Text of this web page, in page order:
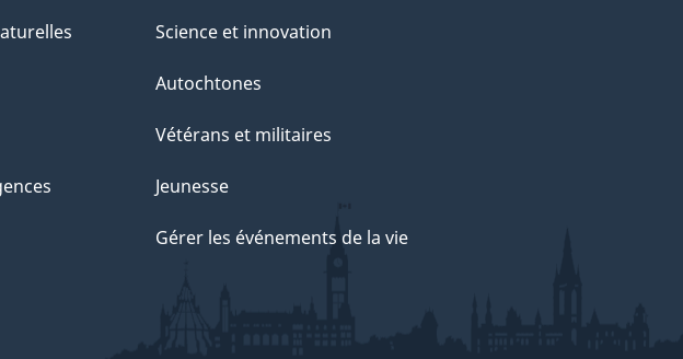
Science et innovation
Autochtones
Vétérans et militaires
Jeunesse
Gérer les événements de la vie